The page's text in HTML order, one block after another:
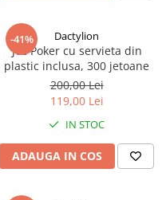
-41% Dactylion
Joc Poker cu servieta din
plastic inclusa, 300 jetoane
200,00 Lei
119,00 Lei
IN STOC
ADAUGA IN COS